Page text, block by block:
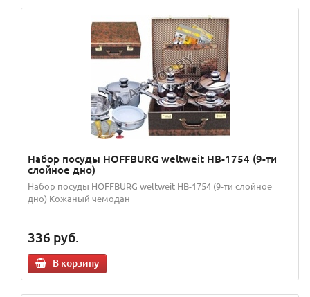
Набор посуды HOFFBURG weltweit HB-1754 (9-ти
слойное дно)
Набор посуды HOFFBURG weltweit HB-1754 (9-ти слойное
дно) Кожаный чемодан
336 руб.
В корзину